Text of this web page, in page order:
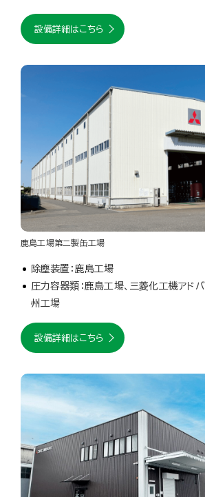
設備詳細はこちら
鹿島工場第二製缶工場
除塵装置：鹿島工場
圧力容器類：鹿島工場、三菱化工機アド
州工場
設備詳細はこちら